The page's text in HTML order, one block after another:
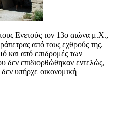
Ενετούς τον 13ο αιώνα μ.Χ.,
από τους εχθρούς της.
και από επιδρομές των
δεν επιδιορθώθηκαν εντελώς,
υπήρχε οικονομική